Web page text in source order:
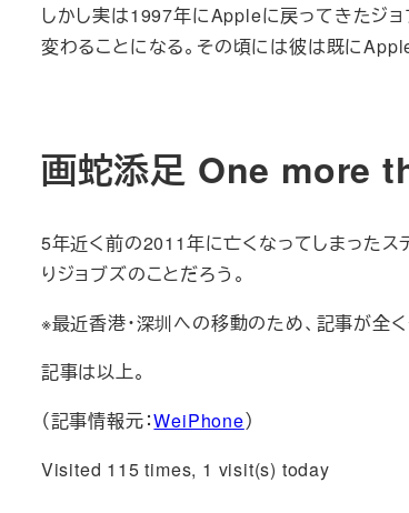
しかし実は1997年にAppleに戻ってきたジョ
変わることになる。その頃には彼は既に
画蛇添足 One more
5年近く前の2011年に亡くなってしまったス
りジョブズのことだろう。
※最近香港・深圳への移動のため、記事が全
記事は以上。
（記事情報元：WeiPhone）
Visited 115 times, 1 visit(s) today